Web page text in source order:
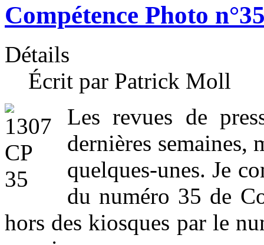
Compétence Photo
Détails
Écrit par Patrick Moll
Les revues de
dernières semaines,
quelques-unes. Je
du numéro 35 de
hors des kiosques par le